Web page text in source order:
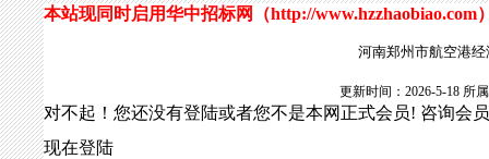
本站现同时启用华中招标网（http://www.hzzhaobiao.com
河南郑州市航空港
更新时间：2026-5-18
对不起！您还没有登陆或者您不是本网正式会员! 咨询会
现在登陆